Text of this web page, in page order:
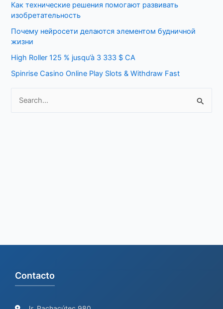
h
f
o
Как технические решения помогают развивать
изобретательность
Почему нейросети делаются элементом будничной
жизни
High Roller 125 % jusqu’à 3 333 $ CA
Spinrise Casino Online Play Slots & Withdraw Fast
Contacto